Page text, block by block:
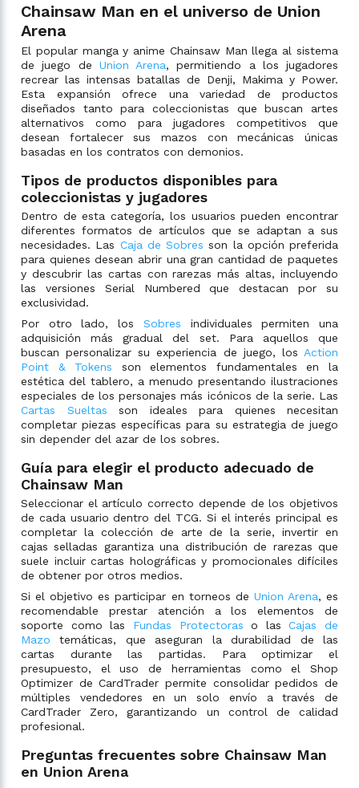
Chainsaw Man en el universo de Union
Arena
El popular manga y anime Chainsaw Man llega al sistema
de juego de Union Arena, permitiendo a los jugadores
recrear las intensas batallas de Denji, Makima y Power.
Esta expansión ofrece una variedad de productos
diseñados tanto para coleccionistas que buscan artes
alternativos como para jugadores competitivos que
desean fortalecer sus mazos con mecánicas únicas
basadas en los contratos con demonios.
Tipos de productos disponibles para
coleccionistas y jugadores
Dentro de esta categoría, los usuarios pueden encontrar
diferentes formatos de artículos que se adaptan a sus
necesidades. Las Caja de Sobres son la opción preferida
para quienes desean abrir una gran cantidad de paquetes
y descubrir las cartas con rarezas más altas, incluyendo
las versiones Serial Numbered que destacan por su
exclusividad.
Por otro lado, los Sobres individuales permiten una
adquisición más gradual del set. Para aquellos que
buscan personalizar su experiencia de juego, los Action
Point & Tokens son elementos fundamentales en la
estética del tablero, a menudo presentando ilustraciones
especiales de los personajes más icónicos de la serie. Las
Cartas Sueltas son ideales para quienes necesitan
completar piezas específicas para su estrategia de juego
sin depender del azar de los sobres.
Guía para elegir el producto adecuado de
Chainsaw Man
Seleccionar el artículo correcto depende de los objetivos
de cada usuario dentro del TCG. Si el interés principal es
completar la colección de arte de la serie, invertir en
cajas selladas garantiza una distribución de rarezas que
suele incluir cartas holográficas y promocionales difíciles
de obtener por otros medios.
Si el objetivo es participar en torneos de Union Arena, es
recomendable prestar atención a los elementos de
soporte como las Fundas Protectoras o lasCajas de
Mazo temáticas, que aseguran la durabilidad de las
cartas durante las partidas. Para optimizar el
presupuesto, el uso de herramientas como el Shop
Optimizer de CardTrader permite consolidar pedidos de
múltiples vendedores en un solo envío a través de
CardTrader Zero, garantizando un control de calidad
profesional.
Preguntas frecuentes sobre Chainsaw Man
en Union Arena